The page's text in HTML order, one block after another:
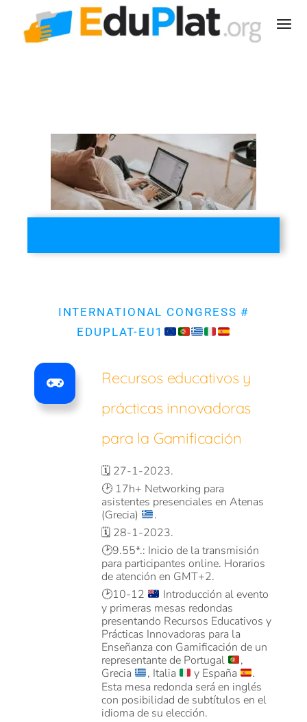
INTERNATIONAL CONGRESS #
EDUPLAT-EU1
Recursos educativos y
prácticas innovadoras
para la Gamificación
🗓️ 27-1-2023.
🕑 17h+ Networking para
asistentes presenciales en Atenas
(Grecia)
.
🗓️ 28-1-2023.
🕑9.55*.: Inicio de la transmisión
para participantes online. Horarios
de atención en GMT+2.
🕑10-12
Introducción al evento
y primeras mesas redondas
presentando Recursos Educativos y
Prácticas Innovadoras para la
Enseñanza con Gamificación de un
representante de Portugal
,
Grecia
, Italia y España
.
Esta mesa redonda será en inglés
con posibilidad de subtítulos en el
idioma de su elección.